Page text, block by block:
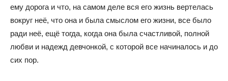
ему дорога и что, на самом деле вся его жизнь вертелась
вокруг неё, что она и была смыслом его жизни, все было
ради неё, ещё тогда, когда она была счастливой, полной
любви и надежд девчонкой, с которой все начиналось и до
сих пор.